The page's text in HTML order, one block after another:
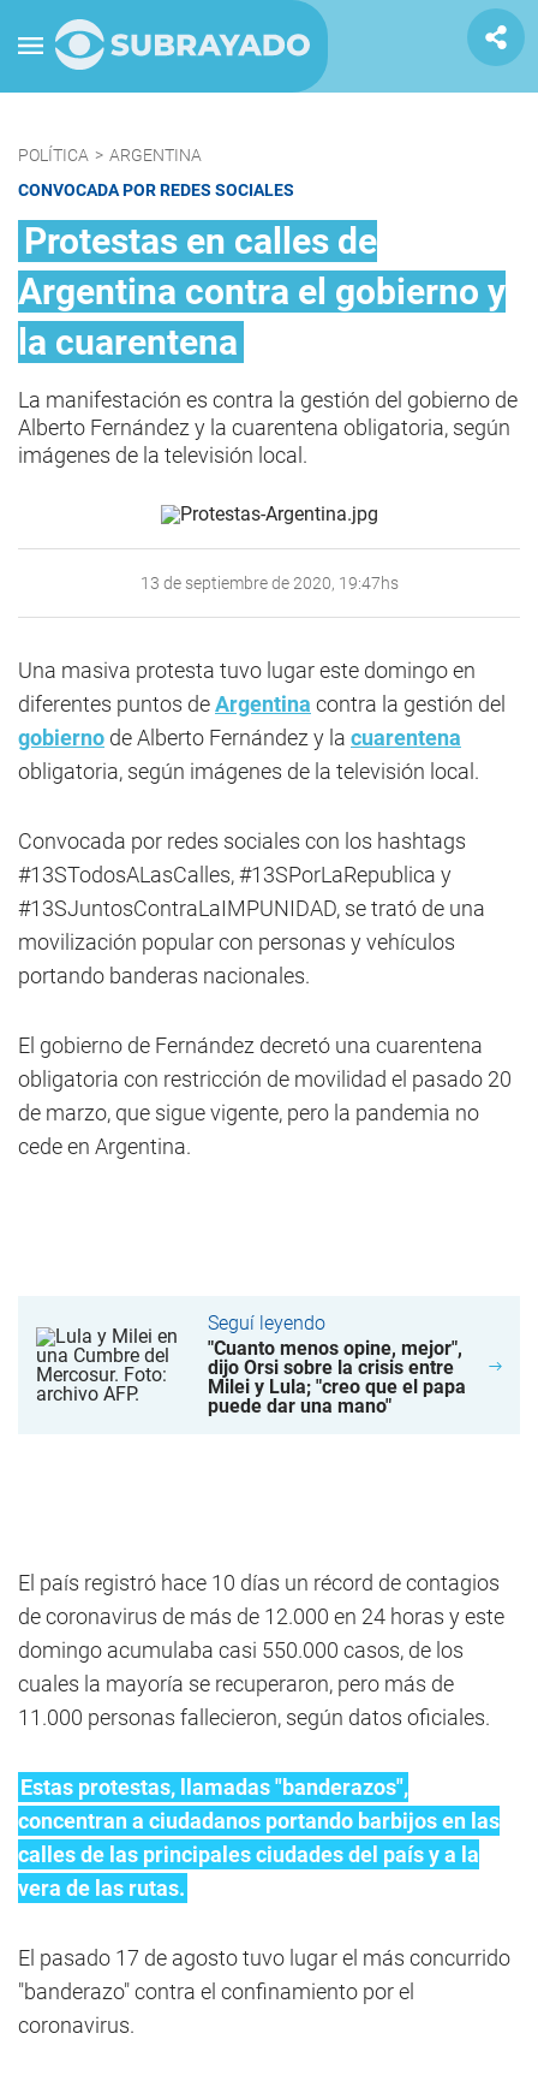
POLÍTICA > ARGENTINA
CONVOCADA POR REDES SOCIALES
Protestas en calles de
Argentina contra el gobierno y
la cuarentena
La manifestación es contra la gestión del gobierno de
Alberto Fernández y la cuarentena obligatoria, según
imágenes de la televisión local.
13 de septiembre de 2020, 19:47hs
Una masiva protesta tuvo lugar este domingo en
diferentes puntos deArgentina contra la gestión del
gobierno de Alberto Fernández y la cuarentena
obligatoria, según imágenes de la televisión local.
Convocada por redes sociales con los hashtags
#13STodosALasCalles, #13SPorLaRepublica y
#13SJuntosContraLaIMPUNIDAD, se trató de una
movilización popular con personas y vehículos
portando banderas nacionales.
El gobierno de Fernández decretó una cuarentena
obligatoria con restricción de movilidad el pasado 20
de marzo, que sigue vigente, pero la pandemia no
cede en Argentina.
Seguí leyendo
"Cuanto menos opine, mejor",
dijo Orsi sobre la crisis entre
Milei y Lula; "creo que el papa
puede dar una mano"
El país registró hace 10 días un récord de contagios
de coronavirus de más de 12.000 en 24 horas y este
domingo acumulaba casi 550.000 casos, de los
cuales la mayoría se recuperaron, pero más de
11.000 personas fallecieron, según datos oficiales.
Estas protestas, llamadas "banderazos",
concentran a ciudadanos portando barbijos en las
calles de las principales ciudades del país y a la
vera de las rutas.
El pasado 17 de agosto tuvo lugar el más concurrido
"banderazo" contra el confinamiento por el
coronavirus.